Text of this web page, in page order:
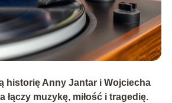
historię Anny Jantar i Wojciecha
łączy muzykę, miłość i tragedię.